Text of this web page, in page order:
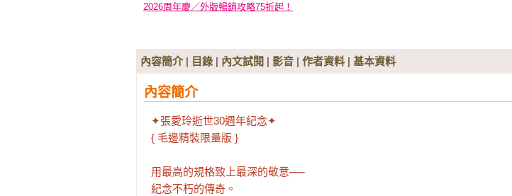
2026周年慶／外版暢銷攻略75折起！
內容簡介| 目錄 | 內文試閱 | 影音 | 作者資料 | 基本資料
內容簡介
✦張愛玲逝世30週年紀念✦
{ 毛邊精裝限量版 }
用最高的規格致上最深的敬意──
紀念不朽的傳奇。